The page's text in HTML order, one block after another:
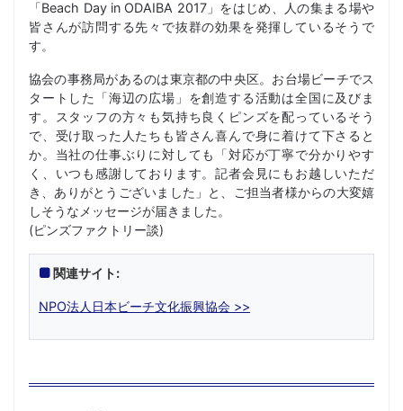
「Beach Day in ODAIBA 2017」をはじめ、人の集まる場や
皆さんが訪問する先々で抜群の効果を発揮しているそうで
す。
協会の事務局があるのは東京都の中央区。お台場ビーチでス
タートした「海辺の広場」を創造する活動は全国に及びま
す。スタッフの方々も気持ち良くピンズを配っているそう
で、受け取った人たちも皆さん喜んで身に着けて下さると
か。当社の仕事ぶりに対しても「対応が丁寧で分かりやす
く、いつも感謝しております。記者会見にもお越しいただ
き、ありがとうございました」と、ご担当者様からの大変嬉
しそうなメッセージが届きました。
(ピンズファクトリー談)
関連サイト:
NPO法人日本ビーチ文化振興協会 >>